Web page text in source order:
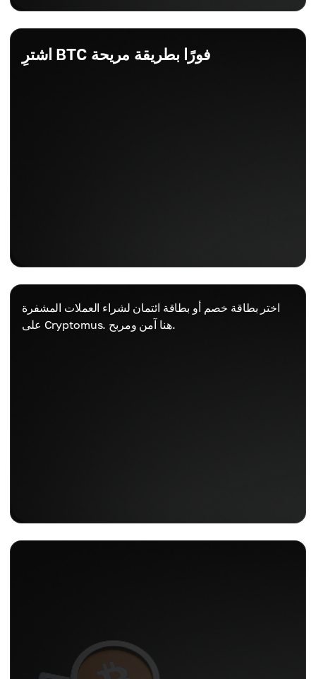
اشترِ BTC فورًا بطريقة مريحة
اختر بطاقة خصم أو بطاقة ائتمان لشراء العملات المشفرة
على Cryptomus. هنا آمن ومربح.